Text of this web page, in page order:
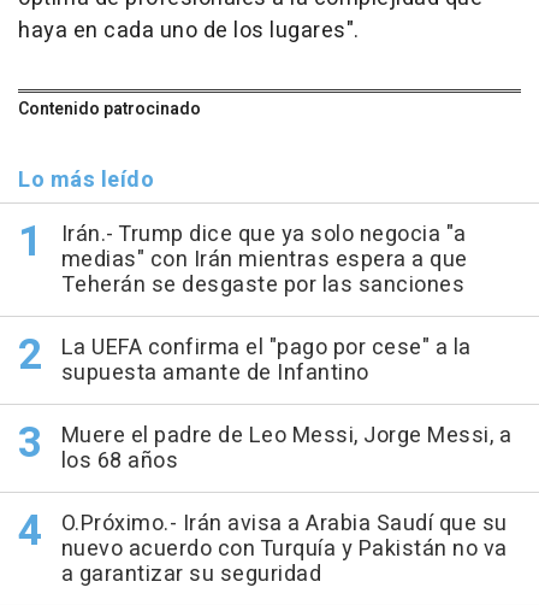
haya en cada uno de los lugares".
Contenido patrocinado
Lo más leído
Irán.- Trump dice que ya solo negocia "a
medias" con Irán mientras espera a que
Teherán se desgaste por las sanciones
La UEFA confirma el "pago por cese" a la
supuesta amante de Infantino
Muere el padre de Leo Messi, Jorge Messi, a
los 68 años
O.Próximo.- Irán avisa a Arabia Saudí que su
nuevo acuerdo con Turquía y Pakistán no va
a garantizar su seguridad